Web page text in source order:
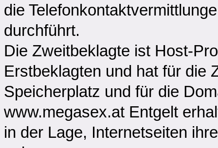
die
durchführt.
Die Zweitbeklagte ist Host-
Erstbeklagten und hat für die
Speicherplatz und für die
www.megasex.at Entgelt
in der Lage, Internetseiten